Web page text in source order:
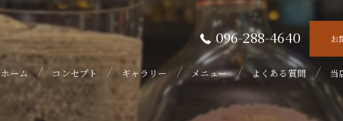
096-288-4640 お
ホーム コンセプト ギャラリー メニュー よくある質問 当